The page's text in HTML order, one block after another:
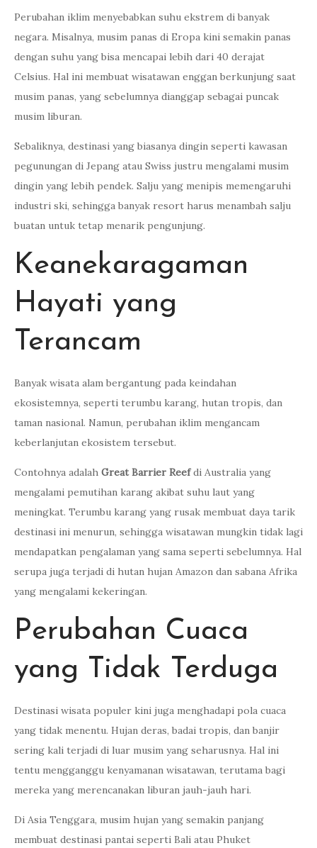
Perubahan iklim menyebabkan suhu ekstrem di banyak
negara. Misalnya, musim panas di Eropa kini semakin panas
dengan suhu yang bisa mencapai lebih dari 40 derajat
Celsius. Hal ini membuat wisatawan enggan berkunjung saat
musim panas, yang sebelumnya dianggap sebagai puncak
musim liburan.
Sebaliknya, destinasi yang biasanya dingin seperti kawasan
pegunungan di Jepang atau Swiss justru mengalami musim
dingin yang lebih pendek. Salju yang menipis memengaruhi
industri ski, sehingga banyak resort harus menambah salju
buatan untuk tetap menarik pengunjung.
Keanekaragaman
Hayati yang
Terancam
Banyak wisata alam bergantung pada keindahan
ekosistemnya, seperti terumbu karang, hutan tropis, dan
taman nasional. Namun, perubahan iklim mengancam
keberlanjutan ekosistem tersebut.
Contohnya adalah Great Barrier Reefdi Australia yang
mengalami pemutihan karang akibat suhu laut yang
meningkat. Terumbu karang yang rusak membuat daya tarik
destinasi ini menurun, sehingga wisatawan mungkin tidak lagi
mendapatkan pengalaman yang sama seperti sebelumnya. Hal
serupa juga terjadi di hutan hujan Amazon dan sabana Afrika
yang mengalami kekeringan.
Perubahan Cuaca
yang Tidak Terduga
Destinasi wisata populer kini juga menghadapi pola cuaca
yang tidak menentu. Hujan deras, badai tropis, dan banjir
sering kali terjadi di luar musim yang seharusnya. Hal ini
tentu mengganggu kenyamanan wisatawan, terutama bagi
mereka yang merencanakan liburan jauh-jauh hari.
Di Asia Tenggara, musim hujan yang semakin panjang
membuat destinasi pantai seperti Bali atau Phuket